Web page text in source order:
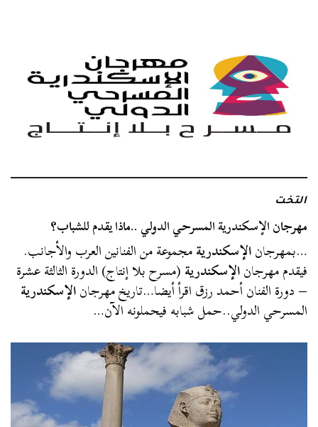
التخت
مهرجان الإسكندرية المسرحي الدولي ..ماذا يقدم للشباب؟
…بمهرجانالإسكندريةمجموعة من الفنانين العرب والأجانب.
فيقدم مهرجانالإسكندرية(مسرح بلا إنتاج) الدورة الثالثة عشرة
– دورة الفنان أحمد رزق اقرأ أيضا…تاريخ مهرجانالإسكندرية
المسرحي الدولي..حمل شبابه فيحملونه الآن…